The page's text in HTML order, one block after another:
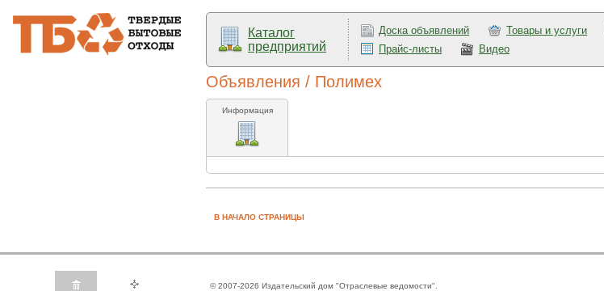
Каталог
предприятий
Доска объявлений Товары и услуги
Прайс-листы
Видео
Объявления / Полимех
Информация
В НАЧАЛО СТРАНИЦЫ
© 2007-2026 Издательский дом "Отраслевые ведомости".